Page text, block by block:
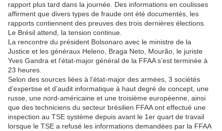
rapport plus tard dans la journée. Des informations en coulisses
affirment que divers types de fraude ont été documentés, les
rapports contiennent des preuves des trois dernières élections.
Le Brésil attend, la tension continue.
La rencontre du président Bolsonaro avec le ministre de la
Justice et les généraux Heleno, Braga Neto, Mourão, le juriste
Yves Gandra et l’état-major général de la FFAA s’est terminée à
23 heures.
Selon des sources liées à l’état-major des armées, 3 sociétés
d’expertise et d’audit informatique à haut degré de concept, une
russe, une nord-américaine et une troisième européenne, ainsi
que des techniciens du secteur brésilien FFAA ont effectué une
inspection au TSE système depuis avant le 1er quart de travail
lorsque le TSE a refusé les informations demandées par la FFAA